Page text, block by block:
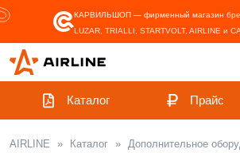
КАРВИЛЬШОП — фирменный магазин
LUZAR, TRIALLI, STARTVOLT, AIRLINE и
Каталог Прайс
AIRLINE » Каталог » Дополнительное